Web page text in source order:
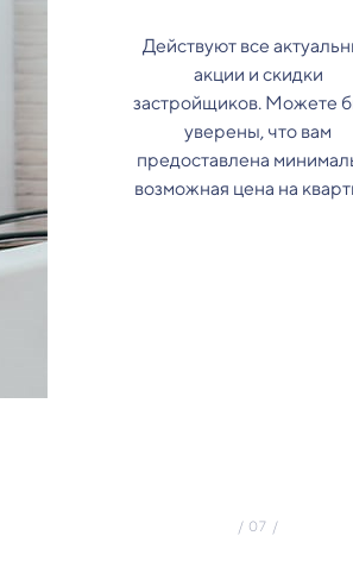
Действуют все
акции и скидки
застройщиков. Можете
уверены, что вам
предоставлена
возможная цена на